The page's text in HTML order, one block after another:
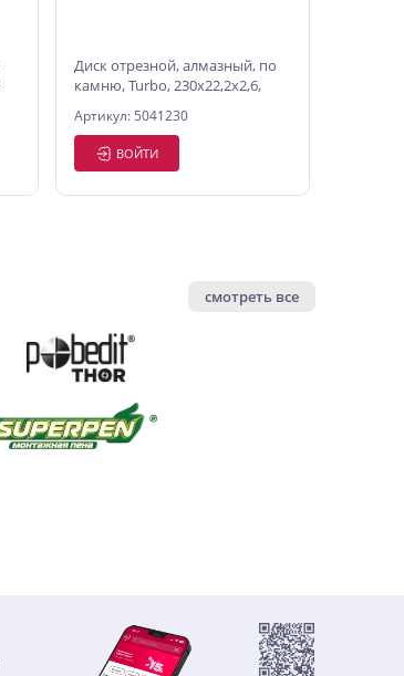
Диск отрезной, алмазный, по
камню, Turbo, 230х22,2х2,6,
Артикул: 5041230
ВОЙТИ
смотреть все